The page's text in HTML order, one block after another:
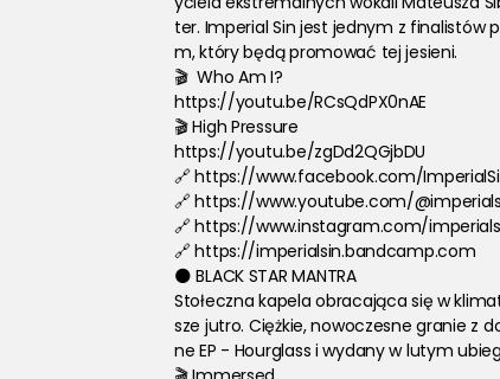
ter. Imperial Sin jest jednym z finalistów
m, który będą promować tej jesieni.
🎬  Who Am I?
https://youtu.be/RCsQdPX0nAE
🎬 High Pressure
https://youtu.be/zgDd2QGjbDU
🔗 https://www.facebook.com/
🔗 https://www.youtube.com/
🔗 https://www.instagram.com/
🔗 https://imperialsin.bandcamp.com
🌑 BLACK STAR MANTRA
Stołeczna kapela obracająca się w
sze jutro. Ciężkie, nowoczesne granie z
ne EP - Hourglass i wydany w lutym